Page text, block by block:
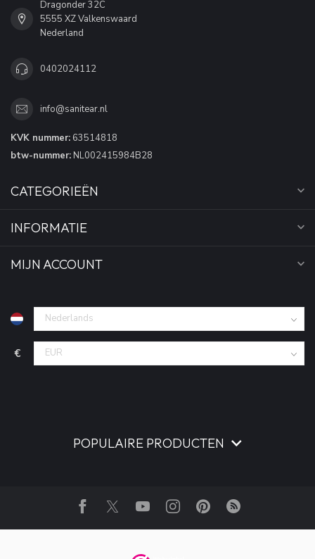
Dragonder 32C
5555 XZ Valkenswaard
Nederland
0402024112
info@sanitear.nl
KVK nummer: 63514818
btw-nummer: NL002415984B28
CATEGORIEËN
INFORMATIE
MIJN ACCOUNT
€
POPULAIRE PRODUCTEN